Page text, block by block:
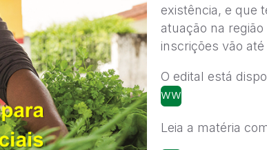
existência, e que
atuação na
inscrições vão
O edital está
www.fbb.or
Leia a matéria